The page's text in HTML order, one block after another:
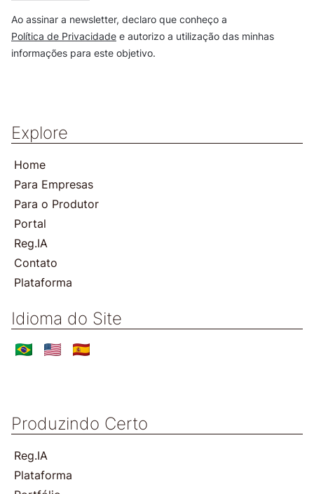
Explore
Home
Para Empresas
Para o Produtor
Portal
Reg.IA
Contato
Plataforma
Idioma do Site
Produzindo Certo
Reg.IA
Plataforma
Ao assinar a newsletter, declaro que conheço a
Política de Privacidade e autorizo a utilização das minhas
informações para este objetivo.